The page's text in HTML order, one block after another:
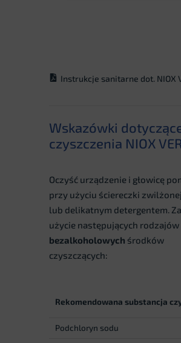
Instrukcje sanitarne dot. NIOX
Wskazówki
czyszczenia NIOX
Oczyść urządzenie i głowicę
przy użyciu ściereczki
lub delikatnym detergentem.
użycie następujących rodzajów
bezalkoholowych środków
czyszczących:
Rekomendowana substancja
Podchloryn sodu